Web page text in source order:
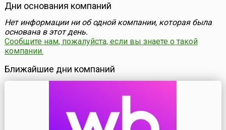
Дни основания компаний
Нет информации ни об одной компании, которая была
основана в этот день.
Сообщите нам, пожалуйста, если вы знаете о такой
компании.
Ближайшие дни компаний